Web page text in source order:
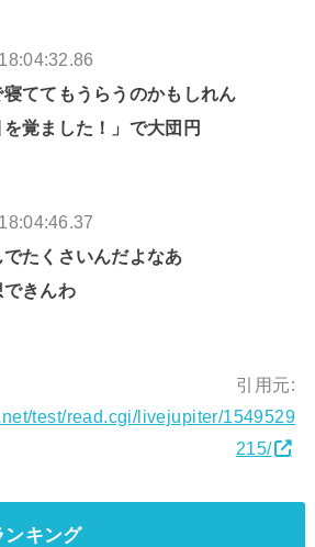
ててもうらうのかもしれん
覚ました！」で大団円
たくさいんだよなあ
できんわ
引用元:
test/read.cgi/livejupiter/1549529
215/
ンキング